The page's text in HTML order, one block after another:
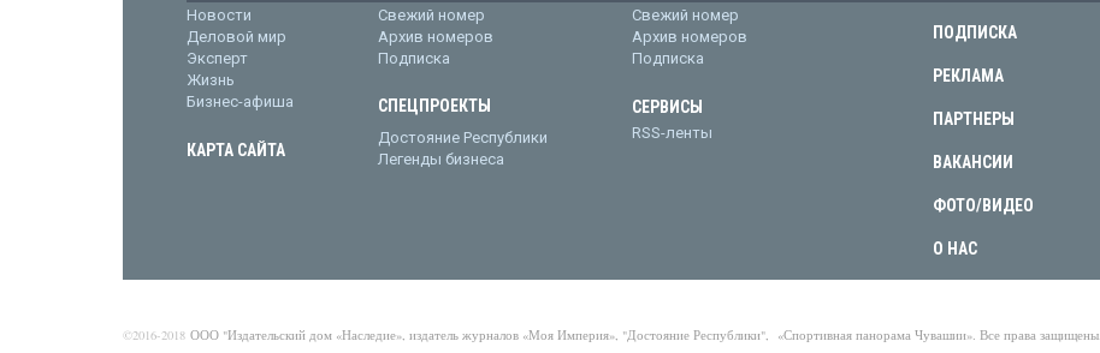
Новости
Деловой мир
Эксперт
Жизнь
Бизнес-афиша
КАРТА САЙТА
Свежий номер
Архив номеров
Подписка
СПЕЦПРОЕКТЫ
Достояние Республики
Легенды бизнеса
Свежий номер
Архив номеров
Подписка
СЕРВИСЫ
RSS-ленты
ПОДПИСКА
РЕКЛАМА
ПАРТНЕРЫ
ВАКАНСИИ
ФОТО/ВИДЕО
О НАС
©2016-2018 ООО "Издательский дом «Наследие», издатель журналов «Моя Империя», "Достояние Республики", «Спортивная панорама Чувашии». Все права защищены.